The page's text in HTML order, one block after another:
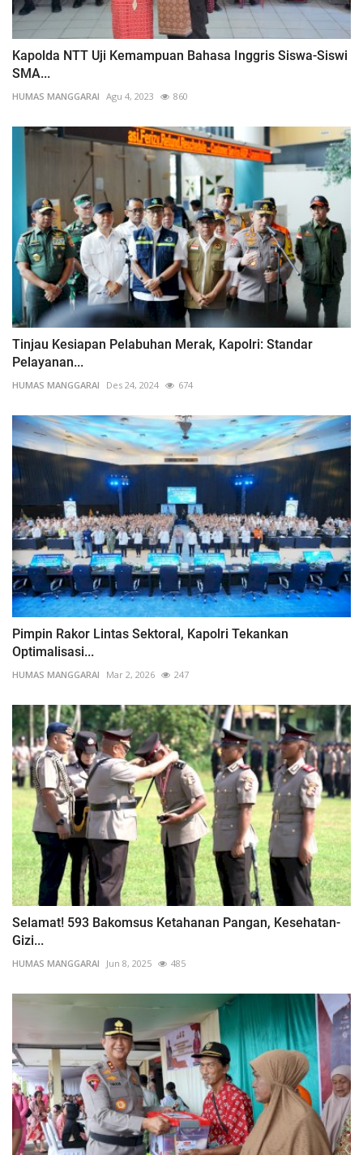
Kapolda NTT Uji Kemampuan Bahasa Inggris Siswa-Siswi
SMA...
HUMAS MANGGARAI Agu 4, 2023 860
Tinjau Kesiapan Pelabuhan Merak, Kapolri: Standar
Pelayanan...
HUMAS MANGGARAI Des 24, 2024 674
Pimpin Rakor Lintas Sektoral, Kapolri Tekankan
Optimalisasi...
HUMAS MANGGARAI Mar 2, 2026 247
Selamat! 593 Bakomsus Ketahanan Pangan, Kesehatan-
Gizi...
HUMAS MANGGARAI Jun 8, 2025 485